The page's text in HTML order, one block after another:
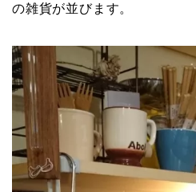
の雑貨が並びます。